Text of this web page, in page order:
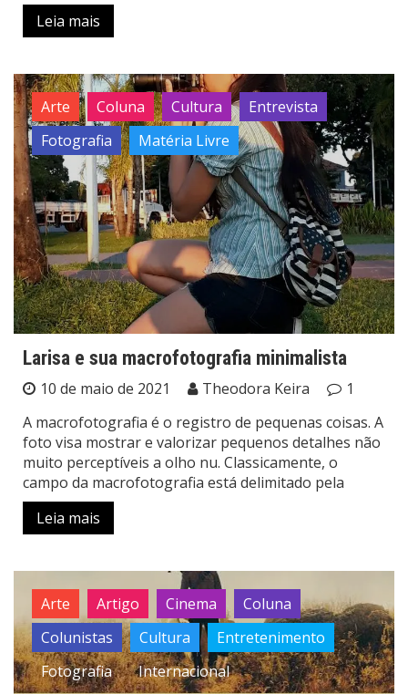
Leia mais
Arte Coluna Cultura
Entrevista
Fotografia
Matéria Livre
Larisa e sua macrofotografia minimalista
10 de maio de 2021 Theodora Keira
1
A macrofotografia é o registro de pequenas coisas. A
foto visa mostrar e valorizar pequenos detalhes não
muito perceptíveis a olho nu. Classicamente, o
campo da macrofotografia está delimitado pela
Leia mais
Arte Artigo Cinema
Coluna
Colunistas
Cultura
Entretenimento
Fotografia
Internacional